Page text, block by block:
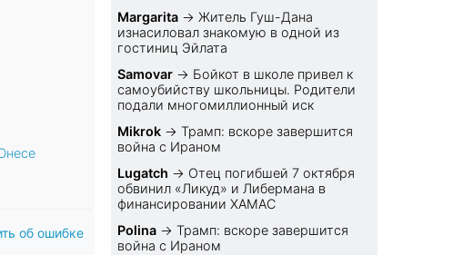
об ошибке
Margarita → Житель Гуш-Дана
изнасиловал знакомую в одной из
гостиниц Эйлата
Samovar → Бойкот в школе привел к
самоубийству школьницы. Родители
подали многомиллионный иск
Mikrok →Трамп: вскоре завершится
война с Ираном
Lugatch → Отец погибшей 7 октября
обвинил «Ликуд» и Либермана в
финансировании ХАМАС
Polina →Трамп: вскоре завершится
война с Ираном